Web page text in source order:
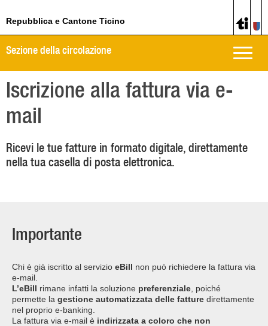
Repubblica e Cantone Ticino
Toggle
Sezione della circolazione
Iscrizione alla fattura via e-
mail
Ricevi le tue fatture in formato digitale, direttamente
nella tua casella di posta elettronica.
Importante
Chi è già iscritto al servizio eBill non può richiedere la fattura via
e-mail.
L’eBill rimane infatti la soluzione preferenziale , poiché
permette la gestione automatizzata delle fatture direttamente
nel proprio e-banking.
La fattura via e-mail è indirizzata a coloro che non